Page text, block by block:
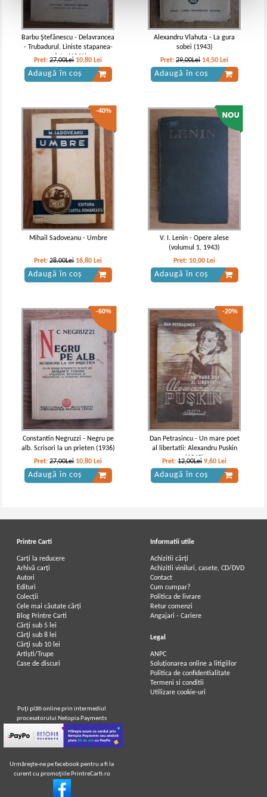
Barbu Ştefănescu - Delavrancea
- Trubadurul. Liniste stapanea-
odata (1941)
Pret:27,00Lei 10,80 Lei
Adaugă în coș
Alexandru Vlahuta - La gura
sobei (1943)
Pret:29,00Lei 14,50 Lei
Adaugă în coș
-40%
Mihail Sadoveanu - Umbre
Pret:28,00Lei 16,80 Lei
Adaugă în coș
V. I. Lenin - Opere alese
(volumul 1, 1943)
Pret: 10,00 Lei
Adaugă în coș
-60%
Constantin Negruzzi - Negru pe
alb. Scrisori la un prieten (1936)
Pret:27,00Lei 10,80 Lei
Adaugă în coș
-20%
Dan Petrasincu - Un mare poet
al libertatii: Alexandru Puskin
(1943)
Pret:12,00Lei 9,60 Lei
Adaugă în coș
Printre Carti
Carți la reducere
Arhivă carți
Autori
Edituri
Colecții
Cele mai căutate cărți
Blog Printre Carti
Cărţi sub 5 lei
Cărţi sub 8 lei
Cărţi sub 10 lei
Artiști/Trupe
Case de discuri
Informatii utile
Achizitii cărți
Achizitii viniluri, casete, CD/DVD
Contact
Cum cumpar?
Politica de livrare
Retur comenzi
Angajari - Cariere
Legal
ANPC
Soluționarea online a litigiilor
Politica de confidentialitate
Termeni si conditii
Utilizare cookie-uri
Poţi plăti online prin intermediul
procesatorului Netopia Payments
Urmăreşte-ne pe facebook pentru a fi la
curent cu promoţiile PrintreCarti.ro